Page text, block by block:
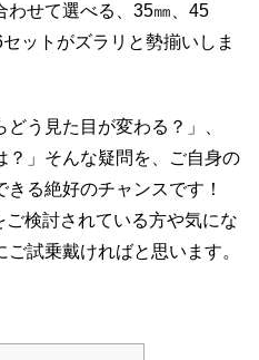
わせて選べる、35㎜、45
ットがズラリと勢揃いしま
どう見た目が変わる？」、
？」そんな疑問を、ご自身の
る絶好のチャンスです！
ご検討されている方や気にな
試乗戴ければと思います。